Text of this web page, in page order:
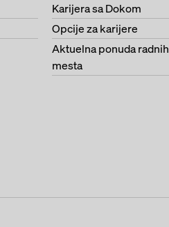
Karijera sa Dokom
Opcije za karijere
Aktuelna ponuda radnih
mesta